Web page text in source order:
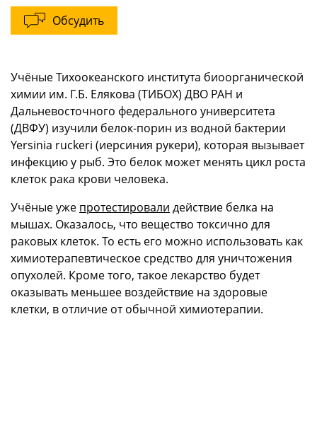
Обсудить
Учёные Тихоокеанского института биоорганической
химии им. Г.Б. Елякова (ТИБОХ) ДВО РАН и
Дальневосточного федерального университета
(ДВФУ) изучили белок-порин из водной бактерии
Yersinia ruckeri (иерсиния рукери), которая вызывает
инфекцию у рыб. Это белок может менять цикл роста
клеток рака крови человека.
Учёные уже протестировали действие белка на
мышах. Оказалось, что вещество токсично для
раковых клеток. То есть его можно использовать как
химиотерапевтическое средство для уничтожения
опухолей. Кроме того, такое лекарство будет
оказывать меньшее воздействие на здоровые
клетки, в отличие от обычной химиотерапии.